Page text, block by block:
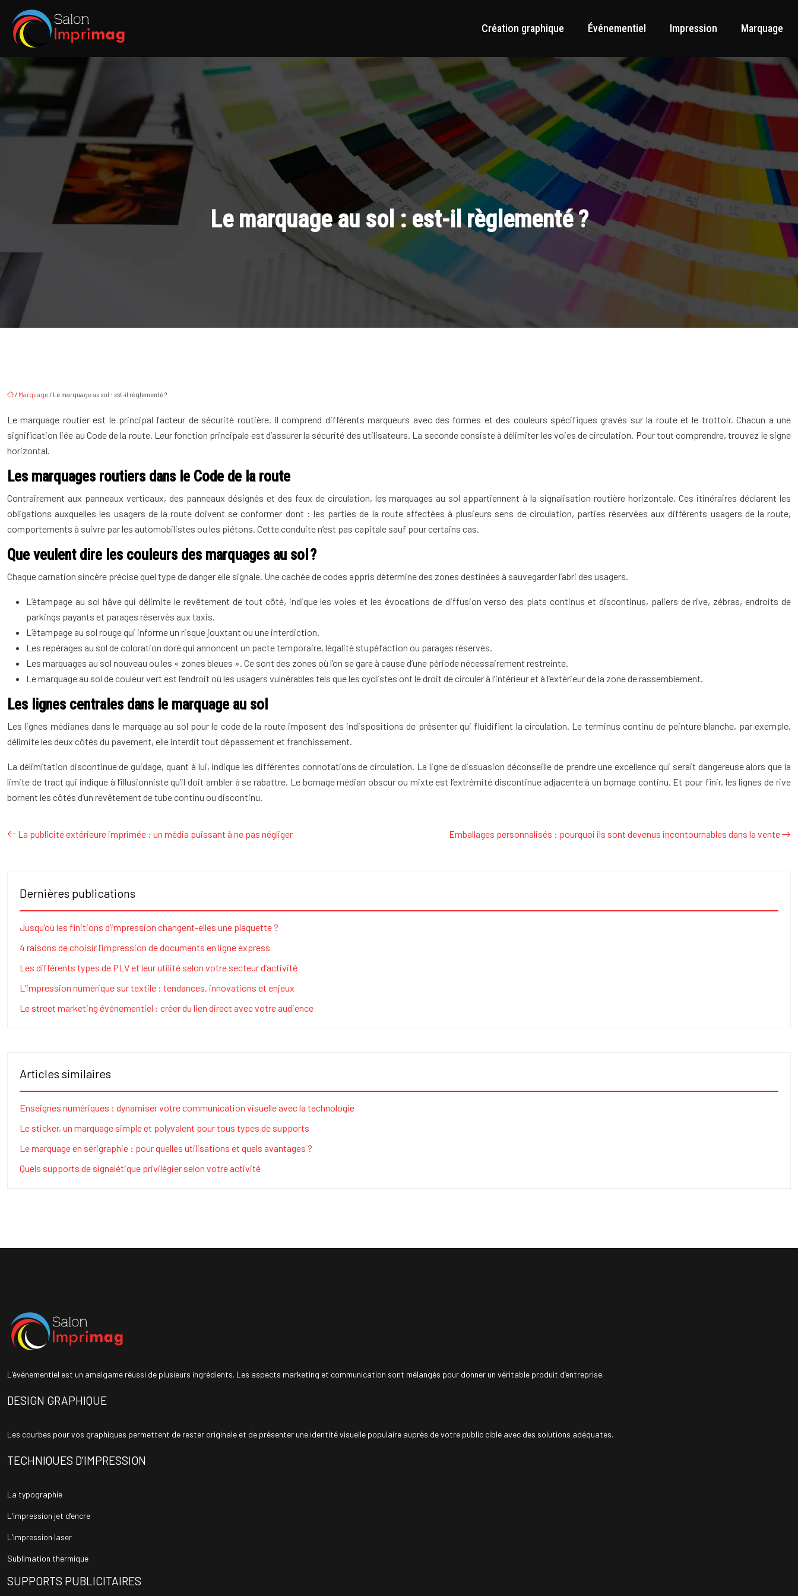
Création graphique Événementiel Impression Marquage
Le marquage au sol : est-il règlementé ?
/ Marquage/ Le marquage au sol : est-il règlementé ?
Le marquage routier est le principal facteur de sécurité routière. Il comprend différents marqueurs avec des formes et des couleurs spécifiques gravés sur la route et le trottoir. Chacun a une
signification liée au Code de la route. Leur fonction principale est d’assurer la sécurité des utilisateurs. La seconde consiste à délimiter les voies de circulation. Pour tout comprendre, trouvez le signe
horizontal.
Les marquages routiers dans le Code de la route
Contrairement aux panneaux verticaux, des panneaux désignés et des feux de circulation, les marquages au sol appartiennent à la signalisation routière horizontale. Ces itinéraires déclarent les
obligations auxquelles les usagers de la route doivent se conformer dont : les parties de la route affectées à plusieurs sens de circulation, parties réservées aux différents usagers de la route,
comportements à suivre par les automobilistes ou les piétons. Cette conduite n’est pas capitale sauf pour certains cas.
Que veulent dire les couleurs des marquages au sol ?
Chaque carnation sincère précise quel type de danger elle signale. Une cachée de codes appris détermine des zones destinées à sauvegarder l’abri des usagers.
L’étampage au sol hâve qui délimite le revêtement de tout côté, indique les voies et les évocations de diffusion verso des plats continus et discontinus, paliers de rive, zébras, endroits de
parkings payants et parages réservés aux taxis.
L’étampage au sol rouge qui informe un risque jouxtant ou une interdiction.
Les repérages au sol de coloration doré qui annoncent un pacte temporaire, légalité stupéfaction ou parages réservés.
Les marquages au sol nouveau ou les « zones bleues ». Ce sont des zones où l’on se gare à cause d’une période nécessairement restreinte.
Le marquage au sol de couleur vert est l’endroit où les usagers vulnérables tels que les cyclistes ont le droit de circuler à l’intérieur et à l’extérieur de la zone de rassemblement.
Les lignes centrales dans le marquage au sol
Les lignes médianes dans le marquage au sol pour le code de la route imposent des indispositions de présenter qui fluidifient la circulation. Le terminus continu de peinture blanche, par exemple,
délimite les deux côtés du pavement, elle interdit tout dépassement et franchissement.
La délimitation discontinue de guidage, quant à lui, indique les différentes connotations de circulation. La ligne de dissuasion déconseille de prendre une excellence qui serait dangereuse alors que la
limite de tract qui indique à l’illusionniste qu’il doit ambler à se rabattre. Le bornage médian obscur ou mixte est l’extrémité discontinue adjacente à un bornage continu. Et pour finir, les lignes de rive
bornent les côtés d’un revêtement de tube continu ou discontinu.
La publicité extérieure imprimée : un média puissant à ne pas négliger Emballages personnalisés : pourquoi ils sont devenus incontournables dans la vente
Dernières publications
Jusqu’où les finitions d’impression changent-elles une plaquette ?
4 raisons de choisir l’impression de documents en ligne express
Les différents types de PLV et leur utilité selon votre secteur d’activité
L’impression numérique sur textile : tendances, innovations et enjeux
Le street marketing événementiel : créer du lien direct avec votre audience
Articles similaires
Enseignes numériques : dynamiser votre communication visuelle avec la technologie
Le sticker, un marquage simple et polyvalent pour tous types de supports
Le marquage en sérigraphie : pour quelles utilisations et quels avantages ?
Quels supports de signalétique privilégier selon votre activité
L’événementiel est un amalgame réussi de plusieurs ingrédients. Les aspects marketing et communication sont mélangés pour donner un véritable produit d’entreprise.
DESIGN GRAPHIQUE
Les courbes pour vos graphiques permettent de rester originale et de présenter une identité visuelle populaire auprès de votre public cible avec des solutions adéquates.
TECHNIQUES D’IMPRESSION
La typographie
L’impression jet d’encre
L’impression laser
Sublimation thermique
SUPPORTS PUBLICITAIRES